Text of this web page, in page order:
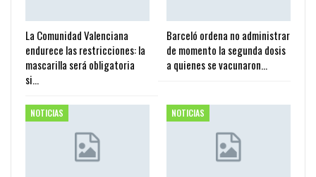
La Comunidad Valenciana
endurece las restricciones: la
mascarilla será obligatoria
si…
Barceló ordena no administrar
de momento la segunda dosis
a quienes se vacunaron…
NOTICIAS NOTICIAS